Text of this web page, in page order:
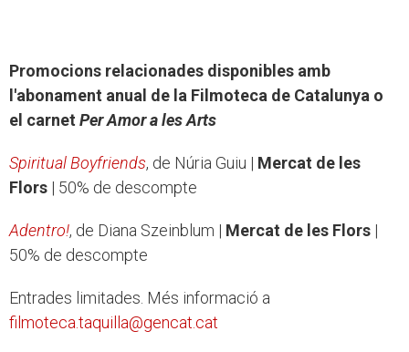
Promocions relacionades disponibles amb
l'abonament anual de la Filmoteca de Catalunya o
el carnet Per Amor a les Arts
Spiritual Boyfriends, de Núria Guiu | Mercat de les
Flors | 50% de descompte
Adentro!, de Diana Szeinblum | Mercat de les Flors |
50% de descompte
Entrades limitades. Més informació a
filmoteca.taquilla@gencat.cat